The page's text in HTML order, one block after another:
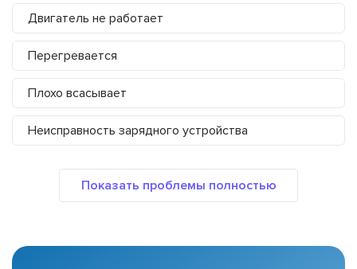
Двигатель не работает
Перегревается
Плохо всасывает
Неисправность зарядного устройства